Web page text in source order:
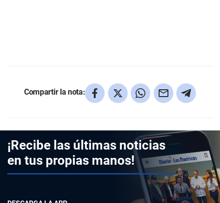
Compartir la nota:
¡Recibe las últimas noticias
en tus propias manos!